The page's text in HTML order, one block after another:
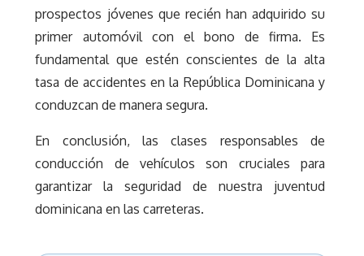
prospectos jóvenes que recién han adquirido su
primer automóvil con el bono de firma. Es
fundamental que estén conscientes de la alta
tasa de accidentes en la República Dominicana y
conduzcan de manera segura.
En conclusión, las clases responsables de
conducción de vehículos son cruciales para
garantizar la seguridad de nuestra juventud
dominicana en las carreteras.